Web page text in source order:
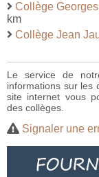
Collège
km
Collège Jean
Le service de
informations sur les
site internet vous
des collèges.
Signaler une